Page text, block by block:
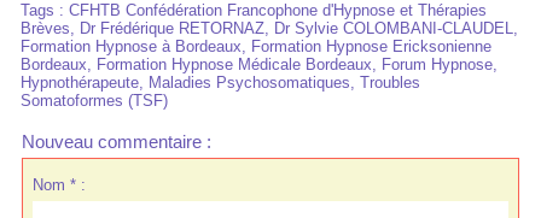
Tags : CFHTB Confédération Francophone d'Hypnose et Thérapies
Brèves, Dr Frédérique RETORNAZ, Dr Sylvie COLOMBANI-CLAUDEL,
Formation Hypnose à Bordeaux, Formation Hypnose Ericksonienne
Bordeaux, Formation Hypnose Médicale Bordeaux, Forum Hypnose,
Hypnothérapeute, Maladies Psychosomatiques, Troubles
Somatoformes (TSF)
Nouveau commentaire :
Nom * :